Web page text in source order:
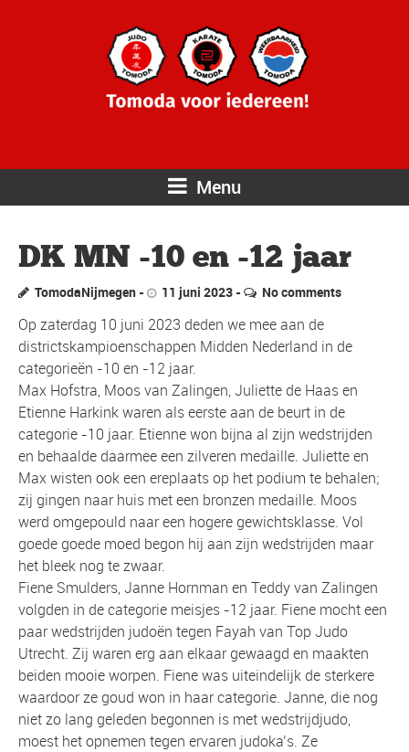
Menu
DK MN -10 en -12 jaar
TomodaNijmegen 11 juni 2023 No comments
Op zaterdag 10 juni 2023 deden we mee aan de
districtskampioenschappen Midden Nederland in de
categorieën -10 en -12 jaar.
Max Hofstra, Moos van Zalingen, Juliette de Haas en
Etienne Harkink waren als eerste aan de beurt in de
categorie -10 jaar. Etienne won bijna al zijn wedstrijden
en behaalde daarmee een zilveren medaille. Juliette en
Max wisten ook een ereplaats op het podium te behalen;
zij gingen naar huis met een bronzen medaille. Moos
werd omgepould naar een hogere gewichtsklasse. Vol
goede goede moed begon hij aan zijn wedstrijden maar
het bleek nog te zwaar.
Fiene Smulders, Janne Hornman en Teddy van Zalingen
volgden in de categorie meisjes -12 jaar. Fiene mocht een
paar wedstrijden judoën tegen Fayah van Top Judo
Utrecht. Zij waren erg aan elkaar gewaagd en maakten
beiden mooie worpen. Fiene was uiteindelijk de sterkere
waardoor ze goud won in haar categorie. Janne, die nog
niet zo lang geleden begonnen is met wedstrijdjudo,
moest het opnemen tegen ervaren judoka’s. Ze